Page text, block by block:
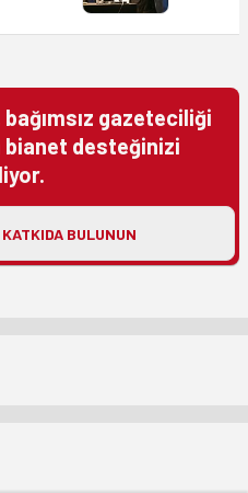
gazeteciliği
desteğinizi
KATKIDA BULUNUN